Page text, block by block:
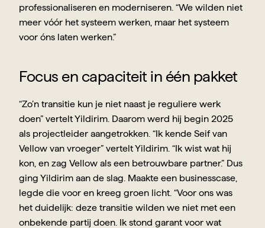
professionaliseren en moderniseren. “We wilden niet
meer vóór het systeem werken, maar het systeem
voor óns laten werken.”
Focus en capaciteit in één pakket
“Zo’n transitie kun je niet naast je reguliere werk
doen” vertelt Yildirim. Daarom werd hij begin 2025
als projectleider aangetrokken. “Ik kende Seif van
Vellow van vroeger” vertelt Yildirim. “Ik wist wat hij
kon, en zag Vellow als een betrouwbare partner.” Dus
ging Yildirim aan de slag. Maakte een businesscase,
legde die voor en kreeg groen licht. “Voor ons was
het duidelijk: deze transitie wilden we niet met een
onbekende partij doen. Ik stond garant voor wat